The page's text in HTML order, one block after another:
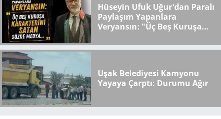
Hüseyin Ufuk Uğur'dan Paralı
Paylaşım Yapanlara
Veryansın: "Üç Beş Kuruşa
Medya..."
Uşak Belediyesi Kamyonu
Yayaya Çarptı: Durumu Ağır